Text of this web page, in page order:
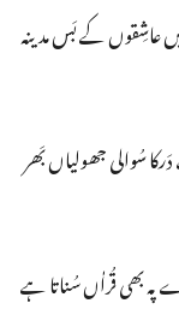
عاشِقوں کے بَس مدینہ
سُوالی جھولیاں بَھر
پہ بھی قُراٰں سُناتا ہے